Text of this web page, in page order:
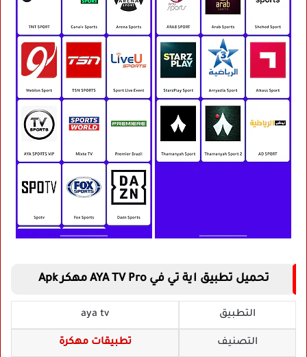
تحميل تطبيق اية تي في AYA TV Pro مهكر Apk
التطبيق aya tv
التصنيف تطبيقات مهكرة